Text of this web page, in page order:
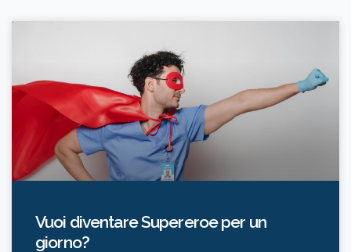
Vuoi diventare Supereroe per un
giorno?